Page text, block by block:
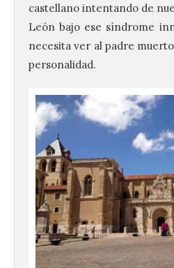
castellano intentando de
León bajo ese síndrome
necesita ver al padre
personalidad.